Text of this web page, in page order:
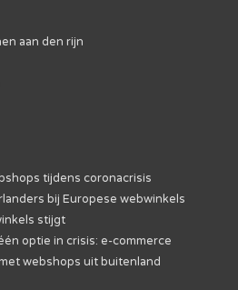
aan den rijn
tijdens coronacrisis
bij Europese webwinkels
stijgt
optie in crisis: e-commerce
webshops uit buitenland